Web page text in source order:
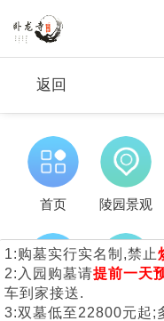
1:购墓实行实名制,禁止
2:入园购墓请提前一天
车到家接送.
3:双墓低至22800元起;
返回
首页 陵园景观
服务流程